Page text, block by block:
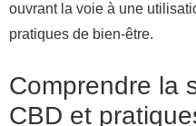
ouvrant la voie à une
pratiques de bien-être.
Comprendre la
CBD et